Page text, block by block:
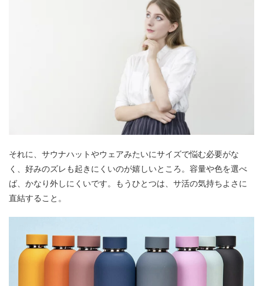
それに、サウナハットやウェアみたいにサイズで悩む必要がな
く、好みのズレも起きにくいのが嬉しいところ。容量や色を選べ
ば、かなり外しにくいです。もうひとつは、サ活の気持ちよさに
直結すること。